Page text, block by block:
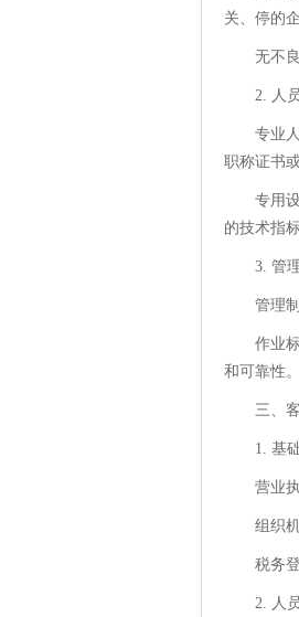
关、停的企
无不
2. 人
专业
职称证书
专用
的技术指
3. 管
管理
作业
和可靠性。
三、
1. 基
营业
组织
税务
2. 人